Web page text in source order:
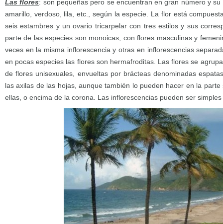
Las flores: son pequeñas pero se encuentran en gran número y
amarillo, verdoso, lila, etc., según la especie. La flor está
seis estambres y un ovario tricarpelar con tres estilos y sus
parte de las especies son monoicas, con flores masculinas y
veces en la misma inflorescencia y otras en inflorescencias
en pocas especies las flores son hermafroditas. Las flores se
de flores unisexuales, envueltas por brácteas denominadas
las axilas de las hojas, aunque también lo pueden hacer en la
ellas, o encima de la corona. Las inflorescencias pueden ser